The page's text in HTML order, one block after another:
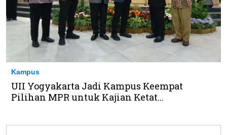
Kampus
UII Yogyakarta Jadi Kampus Keempat
Pilihan MPR untuk Kajian Ketat...